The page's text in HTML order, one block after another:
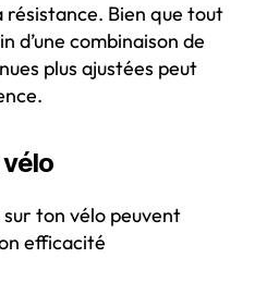
résistance. Bien que tout
d’une combinaison de
plus ajustées peut
ton vélo peuvent
efficacité